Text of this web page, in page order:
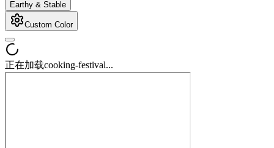
Earthy & Stable
Custom Color
正在加载cooking-festival...